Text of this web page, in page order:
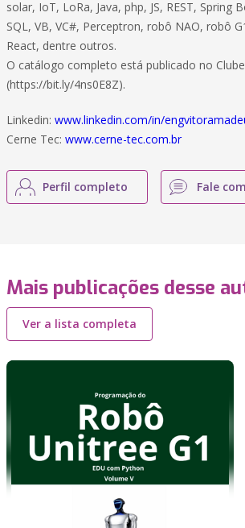
solar, IoT, LoRa, Java, php, JS, REST, Spring
SQL, VB, VC#, Perceptron, robô NAO, robô
React, dentre outros.
O catálogo completo está publicado no
(https://bit.ly/4ns0E8Z).
Linkedin: www.linkedin.com/in/
Cerne Tec: www.cerne-tec.com.br
Perfil completo Fale
Mais publicações desse
Ver a lista completa